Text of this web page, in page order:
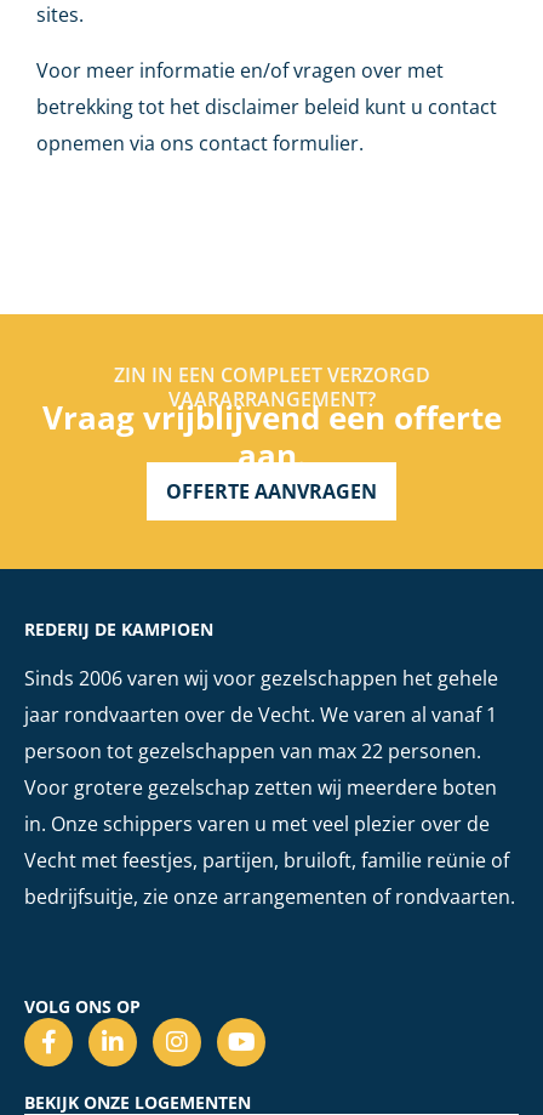
sites.
Voor meer informatie en/of vragen over met
betrekking tot het disclaimer beleid kunt u contact
opnemen via ons contact formulier.
ZIN IN EEN COMPLEET VERZORGD
VAARARRANGEMENT?
Vraag vrijblijvend een offerte
aan.
OFFERTE AANVRAGEN
REDERIJ DE KAMPIOEN
Sinds 2006 varen wij voor gezelschappen het gehele
jaar rondvaarten over de Vecht. We varen al vanaf 1
persoon tot gezelschappen van max 22 personen.
Voor grotere gezelschap zetten wij meerdere boten
in. Onze schippers varen u met veel plezier over de
Vecht met feestjes, partijen, bruiloft, familie reünie of
bedrijfsuitje, zie onze arrangementen of rondvaarten.
VOLG ONS OP
BEKIJK ONZE LOGEMENTEN